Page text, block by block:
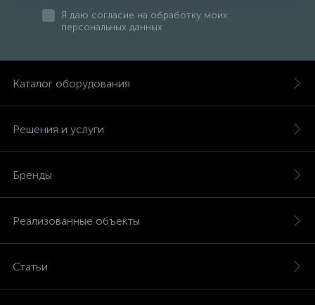
Я даю согласие на обработку моих
персональных данных
Каталог оборудования
Решения и услуги
Бренды
Реализованные объекты
Статьи